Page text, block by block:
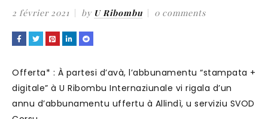
2 février 2021 by U Ribombu 0 comments
Offerta* : À partesi d’avà, l’abbunamentu “stampata +
digitale” à U Ribombu Internaziunale vi rigala d’un
annu d’abbunamentu uffertu à Allindì, u serviziu SVOD